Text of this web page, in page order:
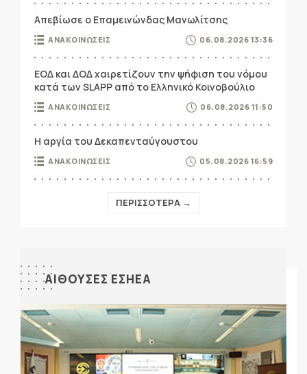
Απεβίωσε ο Επαμεινώνδας Μανωλίτσης
ΑΝΑΚΟΙΝΩΣΕΙΣ 06.08.2026 13:36
ΕΟΔ και ΔΟΔ χαιρετίζουν την ψήφιση του νόμου
κατά των SLAPP από το Ελληνικό Κοινοβούλιο
ΑΝΑΚΟΙΝΩΣΕΙΣ 06.08.2026 11:50
Η αργία του Δεκαπενταύγουστου
ΑΝΑΚΟΙΝΩΣΕΙΣ 05.08.2026 16:59
ΠΕΡΙΣΣΟΤΕΡΑ →
ΑΙΘΟΥΣΕΣ ΕΣΗΕΑ